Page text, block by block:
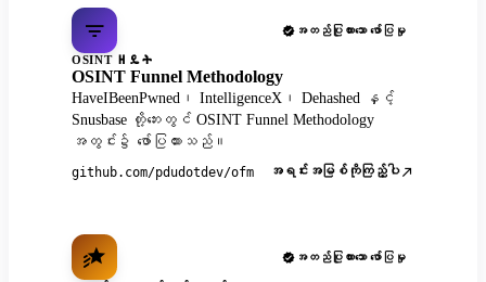
အတည်ပြုထားသော ဖော်ပြမှု
OSINT ዘዴት
OSINT Funnel Methodology
HaveIBeenPwned၊ IntelligenceX၊ Dehashed နှင့်
Snusbase တို့ဘေးတွင် OSINT Funnel Methodology
အတွင်း၌ ဖော်ပြထားသည်။
github.com/pdudotdev/ofm အရင်းအမြစ်ကိုကြည့်ပါ
အတည်ပြုထားသော ဖော်ပြမှု